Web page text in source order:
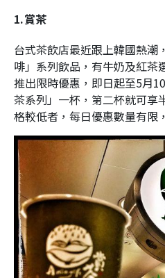
1.賞茶
台式茶飲店最近跟上韓國熱潮
啡」系列飲品，有牛奶及紅茶
推出限時優惠，即日起至5月
茶系列」一杯，第二杯就可享
格較低者，每日優惠數量有限